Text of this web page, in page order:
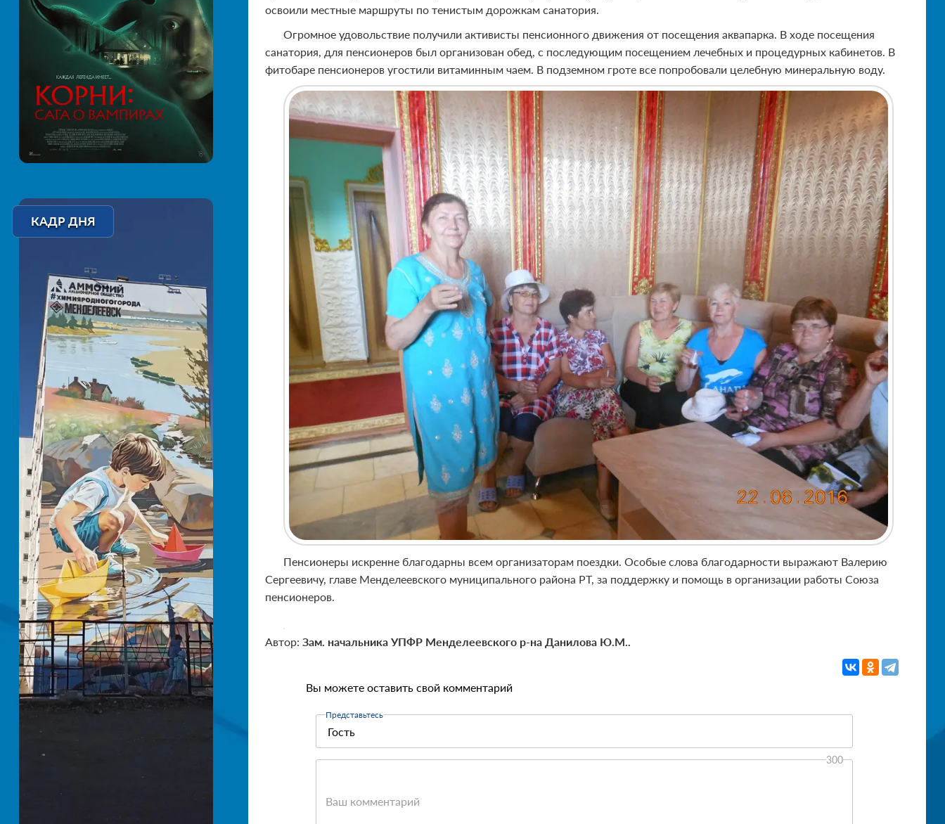
КАДР ДНЯ
освоили местные маршруты по тенистым дорожкам санатория.
Огромное удовольствие получили активисты пенсионного движения от посещения аквапарка. В ходе посещения
санатория, для пенсионеров был организован обед, с последующим посещением лечебных и процедурных кабинетов. В
фитобаре пенсионеров угостили витаминным чаем. В подземном гроте все попробовали целебную минеральную воду.
Пенсионеры искренне благодарны всем организаторам поездки. Особые слова благодарности выражают Валерию
Сергеевичу, главе Менделеевского муниципального района РТ, за поддержку и помощь в организации работы Союза
пенсионеров.
Автор: Зам. начальника УПФР Менделеевского р-на Данилова Ю.М..
Вы можете оставить свой комментарий
Представьтесь
Ваш комментарий
300